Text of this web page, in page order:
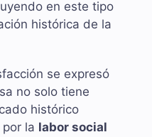
en este tipo
histórica de la
se expresó
no solo tiene
histórico
la labor social